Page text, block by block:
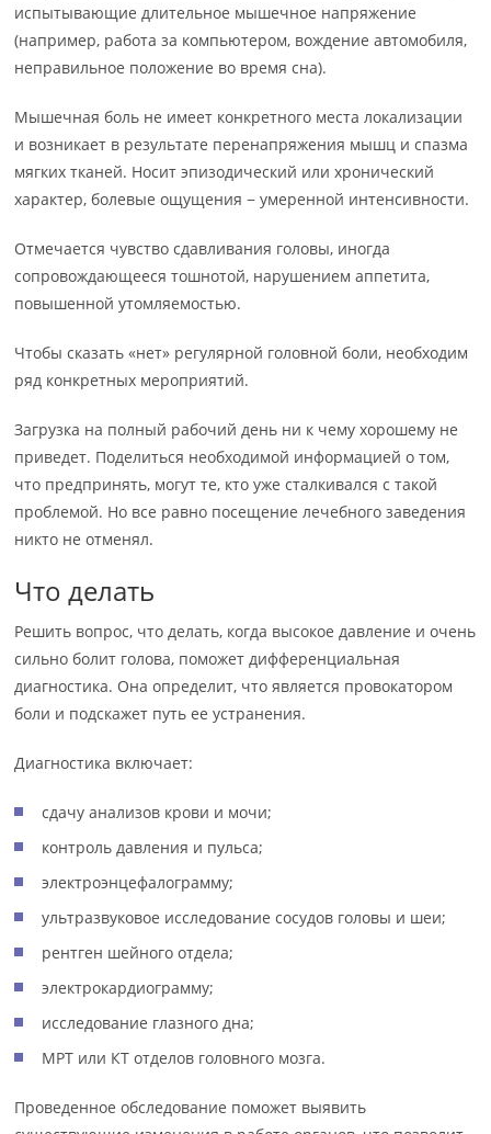
испытывающие длительное мышечное напряжение
(например, работа за компьютером, вождение автомобиля,
неправильное положение во время сна).
Мышечная боль не имеет конкретного места локализации
и возникает в результате перенапряжения мышц и спазма
мягких тканей. Носит эпизодический или хронический
характер, болевые ощущения − умеренной интенсивности.
Отмечается чувство сдавливания головы, иногда
сопровождающееся тошнотой, нарушением аппетита,
повышенной утомляемостью.
Чтобы сказать «нет» регулярной головной боли, необходим
ряд конкретных мероприятий.
Загрузка на полный рабочий день ни к чему хорошему не
приведет. Поделиться необходимой информацией о том,
что предпринять, могут те, кто уже сталкивался с такой
проблемой. Но все равно посещение лечебного заведения
никто не отменял.
Что делать
Решить вопрос, что делать, когда высокое давление и очень
сильно болит голова, поможет дифференциальная
диагностика. Она определит, что является провокатором
боли и подскажет путь ее устранения.
Диагностика включает:
сдачу анализов крови и мочи;
контроль давления и пульса;
электроэнцефалограмму;
ультразвуковое исследование сосудов головы и шеи;
рентген шейного отдела;
электрокардиограмму;
исследование глазного дна;
МРТ или КТ отделов головного мозга.
Проведенное обследование поможет выявить